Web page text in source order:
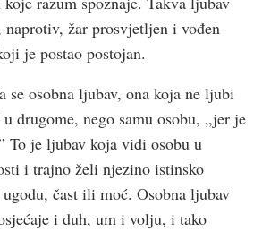
žar prosvjetljen i vođen
je postao postojan.
se osobna ljubav, ona koja ne ljubi
u drugome, nego samu osobu, „jer je
To je ljubav koja vidi osobu u
i trajno želi njezino istinsko
čast ili moć. Osobna ljubav
i duh, um i volju, i tako